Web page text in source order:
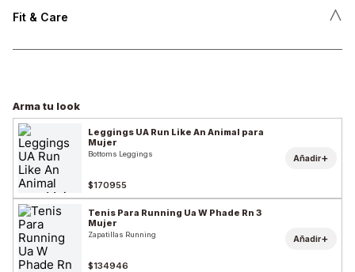
Fit & Care ˄
Arma tu look
Leggings UA Run Like An Animal para
Mujer
Bottoms Leggings
$170955
Añadir+
Tenis Para Running Ua W Phade Rn 3
Mujer
Zapatillas Running
$134946
Añadir+